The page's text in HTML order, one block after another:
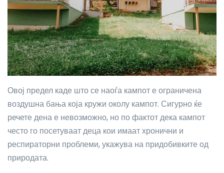
Овој предел каде што се наоѓа кампот е ограничена
воздушна бања која кружи околу кампот. Сигурно ќе
речете дена е невозможно, но по фактот дека кампот
често го посетуваат деца кои имаат хронични и
респираторни проблеми, укажува на придобивките од
природата.